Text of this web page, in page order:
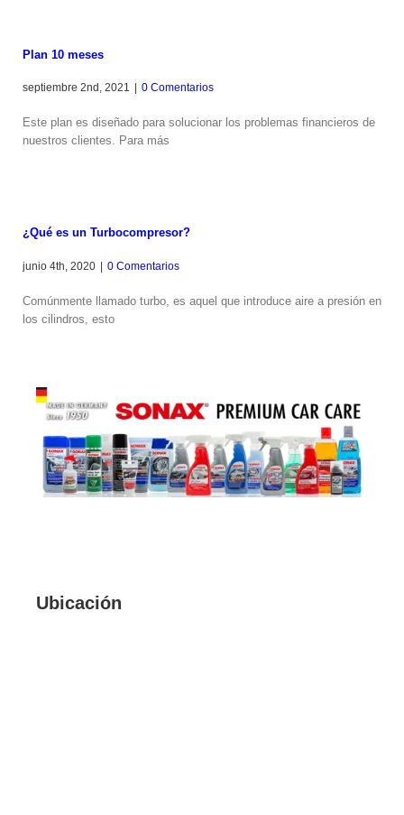
Plan 10 meses
septiembre 2nd, 2021 0 Comentarios
Este plan es diseñado para solucionar los problemas financieros de
nuestros clientes. Para más
¿Qué es un Turbocompresor?
junio 4th, 2020 | 0 Comentarios
Comúnmente llamado turbo, es aquel que introduce aire a presión en
los cilindros, esto
Ubicación